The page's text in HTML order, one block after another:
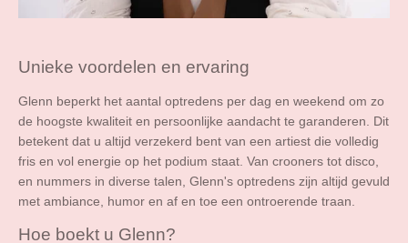
Unieke voordelen en ervaring
Glenn beperkt het aantal optredens per dag en weekend om zo
de hoogste kwaliteit en persoonlijke aandacht te garanderen. Dit
betekent dat u altijd verzekerd bent van een artiest die volledig
fris en vol energie op het podium staat. Van crooners tot disco,
en nummers in diverse talen, Glenn's optredens zijn altijd gevuld
met ambiance, humor en af en toe een ontroerende traan.
Hoe boekt u Glenn?